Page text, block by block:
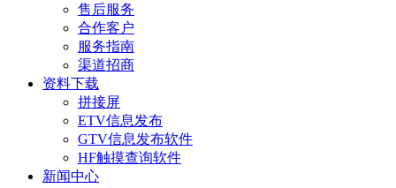
售后服务
合作客户
服务指南
渠道招商
资料下载
拼接屏
ETV信息发布
GTV信息发布软件
HF触摸查询软件
新闻中心